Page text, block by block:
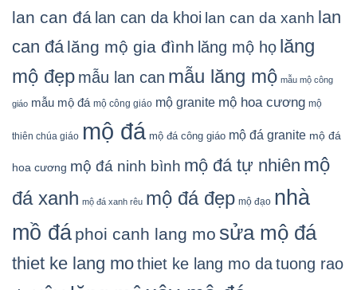
lan can đá lan can da khoi lan can da xanh lan
can đá lăng mộ gia đình lăng mộ họ lăng
mộ đẹp mẫu lan can mẫu lăng mộ mẫu mộ công
giáo mẫu mộ đá mộ công giáo mộ granite mộ hoa cương mộ
thiên chúa giáo mộ đá mộ đá công giáo mộ đá granite mộ đá
hoa cương mộ đá ninh bình mộ đá tự nhiên mộ
đá xanh mộ đá xanh rêu mộ đá đẹp mộ đạo nhà
mồ đá phoi canh lang mo sửa mộ đá
thiet ke lang mothiet ke lang mo datuong rao